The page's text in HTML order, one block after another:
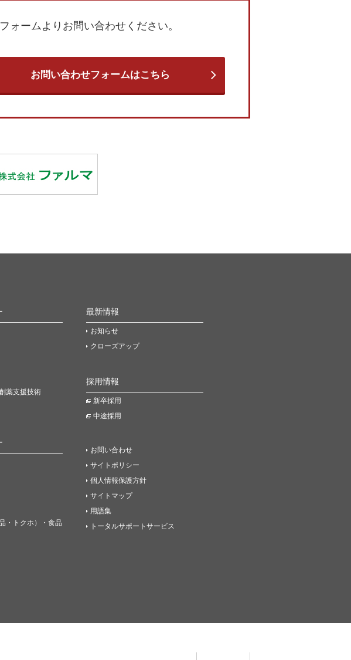
ォームよりお問い合わせください。
お問い合わせフォームはこちら
薬支援技術
・トクホ）・食品
最新情報
お知らせ
クローズアップ
採用情報
新卒採用
中途採用
お問い合わせ
サイトポリシー
個人情報保護方針
サイトマップ
用語集
トータルサポートサービス